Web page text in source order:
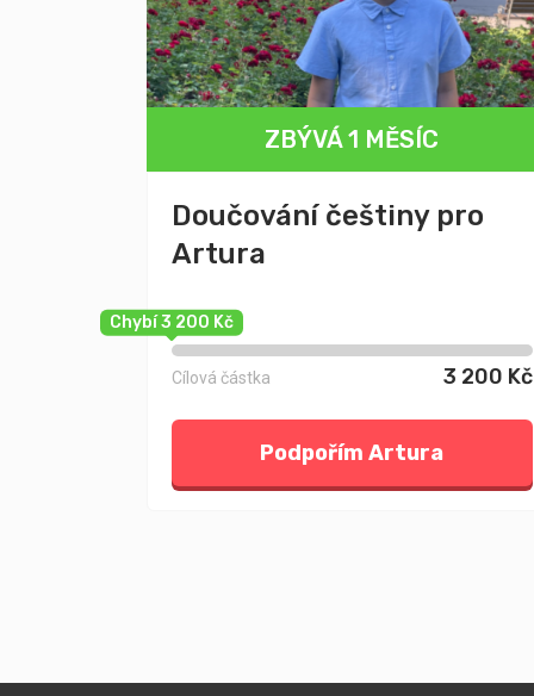
ZBÝVÁ 1 MĚSÍC
Doučování češtiny pro
Artura
Chybí 3 200 Kč
Cílová částka 3 200 Kč
Podpořím Artura